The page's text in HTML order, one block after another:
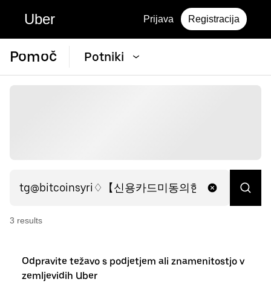
Uber Prijava Registracija
Pomoč Potniki
3 results
Odpravite težavo s podjetjem ali znamenitostjo v
zemljevidih Uber